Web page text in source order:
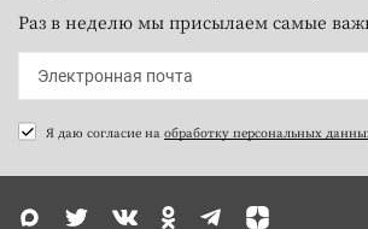
Раз в неделю мы присылаем самые
Я даю согласие на обработку персональных